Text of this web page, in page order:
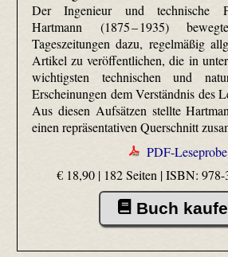
Der Ingenieur und technische
Hartmann (1875 – 1935)
Tageszeitungen dazu, regelmäßig
Artikel zu veröffentlichen, die in
wichtigsten technischen und
Erscheinungen dem Verständnis des
Aus diesen Aufsätzen stellte
einen repräsentativen Querschnitt
PDF-Leseprobe
€ 18,90 | 182 Seiten |ISBN: 978-
Buch